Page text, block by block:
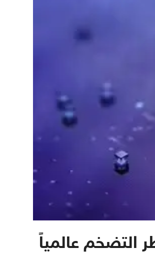
التضخم عالمياً